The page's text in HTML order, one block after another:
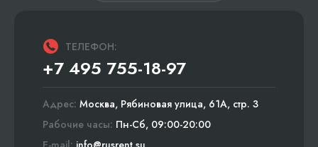
ТЕЛЕФОН:
+7 495 755-18-97
Адрес: Москва, Рябиновая улица, 61А, стр. 3
Рабочие часы: Пн-Сб, 09:00-20:00